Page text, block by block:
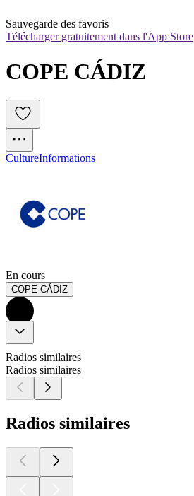
Sauvegarde des favoris
Télécharger gratuitement dans l'App Store
COPE CÁDIZ
CultureInformations
En cours
COPE CÁDIZ
Radios similaires
Radios similaires
Radios similaires